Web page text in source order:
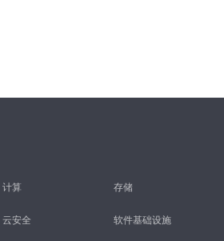
计算 存储
云安全 软件基础设施